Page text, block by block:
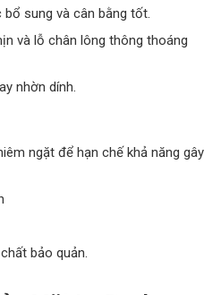
sung và cân bằng tốt.
và lỗ chân lông thông thoáng
nhờn dính.
ngặt để hạn chế khả năng gây
bảo quản.